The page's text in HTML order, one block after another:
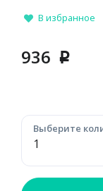
В избранное
936 p
Выберите